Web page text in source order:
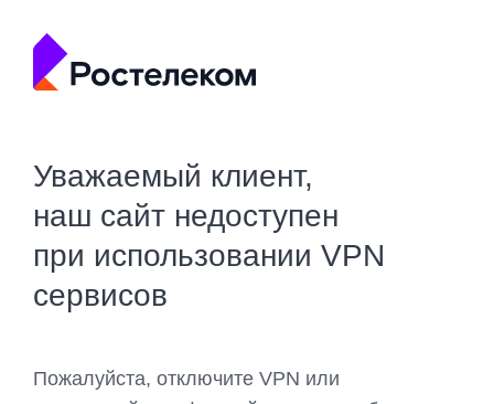
Уважаемый клиент,
наш сайт недоступен
при использовании VPN
сервисов
Пожалуйста, отключите VPN или